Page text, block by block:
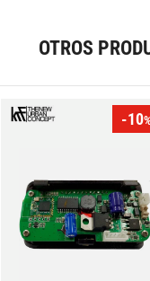
OTROS
-10